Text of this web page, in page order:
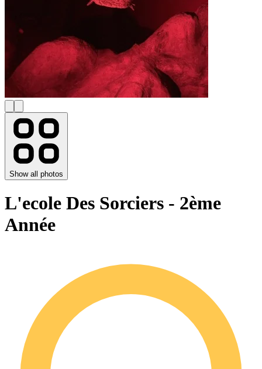
Show all photos
L'ecole Des Sorciers - 2ème
Année